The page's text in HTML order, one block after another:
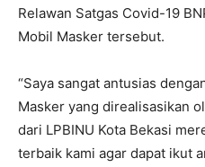
Relawan Satgas Covid-19
Mobil Masker tersebut.
“Saya sangat antusias
Masker yang direalisasikan
dari LPBINU Kota Bekasi
terbaik kami agar dapat ikut